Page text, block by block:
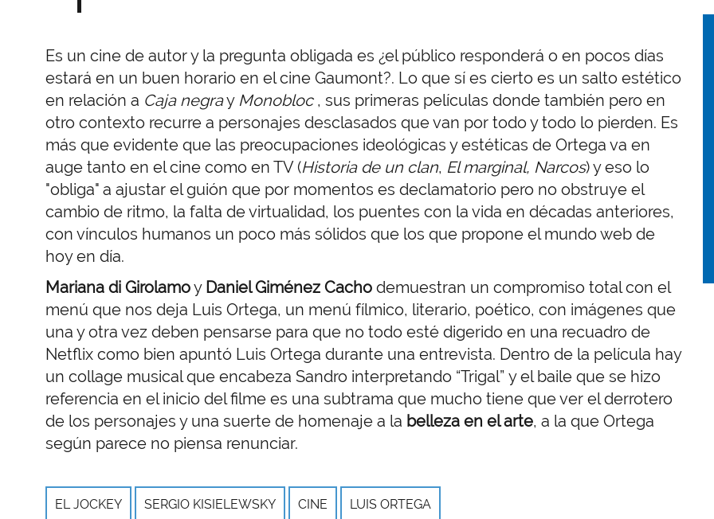
Es un cine de autor y la pregunta obligada es ¿el público responderá o en pocos días
estará en un buen horario en el cine Gaumont?. Lo que sí es cierto es un salto estético
en relación a Caja negray Monobloc, sus primeras películas donde también pero en
otro contexto recurre a personajes desclasados que van por todo y todo lo pierden. Es
más que evidente que las preocupaciones ideológicas y estéticas de Ortega va en
auge tanto en el cine como en TV (Historia de un clan, El marginal, Narcos) y eso lo
"obliga" a ajustar el guión que por momentos es declamatorio pero no obstruye el
cambio de ritmo, la falta de virtualidad, los puentes con la vida en décadas anteriores,
con vínculos humanos un poco más sólidos que los que propone el mundo web de
hoy en día.
Mariana di Girolamoy Daniel Giménez Cacho demuestran un compromiso total con el
menú que nos deja Luis Ortega, un menú fílmico, literario, poético, con imágenes que
una y otra vez deben pensarse para que no todo esté digerido en una recuadro de
Netflix como bien apuntó Luis Ortega durante una entrevista. Dentro de la película hay
un collage musical que encabeza Sandro interpretando “Trigal” y el baile que se hizo
referencia en el inicio del filme es una subtrama que mucho tiene que ver el derrotero
de los personajes y una suerte de homenaje a la belleza en el arte, a la que Ortega
según parece no piensa renunciar.
EL JOCKEY SERGIO KISIELEWSKY CINE LUIS ORTEGA